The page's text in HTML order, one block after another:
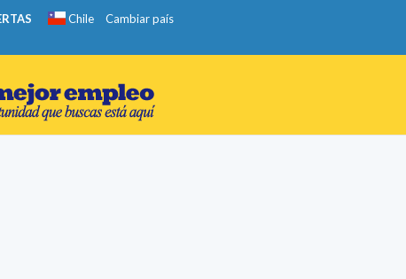
Chile Cambiar país